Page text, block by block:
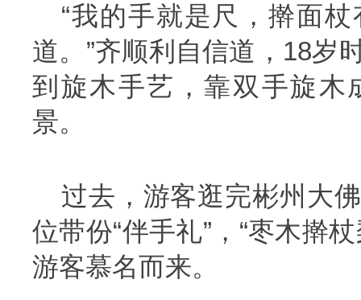
“我的手就是尺，擀面
道。”齐顺利自信道，18岁
到旋木手艺，靠双手旋木
景。
过去，游客逛完彬州大
位带份“伴手礼”，“枣木擀
游客慕名而来。